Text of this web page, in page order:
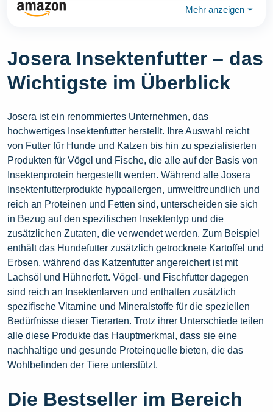
Mehr anzeigen ⏷
Josera Insektenfutter – das
Wichtigste im Überblick
Josera ist ein renommiertes Unternehmen, das
hochwertiges Insektenfutter herstellt. Ihre Auswahl reicht
von Futter für Hunde und Katzen bis hin zu spezialisierten
Produkten für Vögel und Fische, die alle auf der Basis von
Insektenprotein hergestellt werden. Während alle Josera
Insektenfutterprodukte hypoallergen, umweltfreundlich und
reich an Proteinen und Fetten sind, unterscheiden sie sich
in Bezug auf den spezifischen Insektentyp und die
zusätzlichen Zutaten, die verwendet werden. Zum Beispiel
enthält das Hundefutter zusätzlich getrocknete Kartoffel und
Erbsen, während das Katzenfutter angereichert ist mit
Lachsöl und Hühnerfett. Vögel- und Fischfutter dagegen
sind reich an Insektenlarven und enthalten zusätzlich
spezifische Vitamine und Mineralstoffe für die speziellen
Bedürfnisse dieser Tierarten. Trotz ihrer Unterschiede teilen
alle diese Produkte das Hauptmerkmal, dass sie eine
nachhaltige und gesunde Proteinquelle bieten, die das
Wohlbefinden der Tiere unterstützt.
Die Bestseller im Bereich